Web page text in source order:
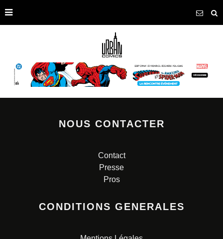
NOUS CONTACTER
Contact
Presse
Pros
CONDITIONS GENERALES